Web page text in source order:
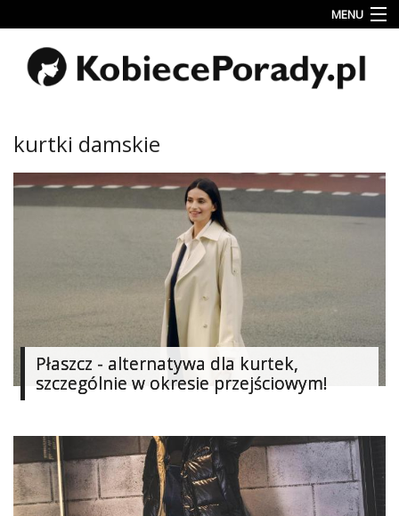
MENU
Uroda
Miłość
&
Wnętrza
Fitness
Ślub
Wesele
Moda
kurtki damskie
Płaszcz - alternatywa dla kurtek,
szczególnie w okresie przejściowym!